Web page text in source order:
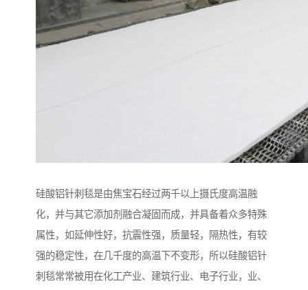
硅酸铝针刺毯是由焦宝石经过两千以上摄氏度高温融
化，并与其它添加剂融合凝固而成，并具备着众多特殊
属性，如延伸性好，抗震性强，质量轻，隔热性，有较
强的稳定性，在几千度的高温下不变形，所以硅酸铝针
刺毯常常被用在化工产业、建筑行业、电子行业，业、